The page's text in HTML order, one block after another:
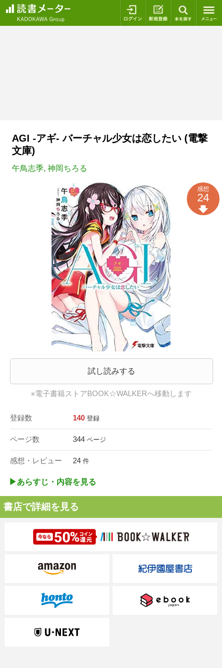
ログイン 新規登録
AGI ‐アギ‐ バーチャル少女は恋したい (電撃
文庫)
午鳥志季, 神岡ちろる
試し読みする
※電子書籍ストアBOOK☆WALKERへ移動します
登録数 140 登録
ページ数 344 ページ
感想・レビュー 24 件
感想
24
▶︎あらすじ・内容を見る
書店で詳細を見る